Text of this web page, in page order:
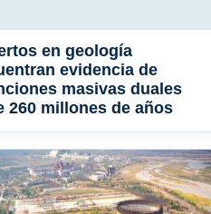
en geología
evidencia de
masivas duales
260 millones de años